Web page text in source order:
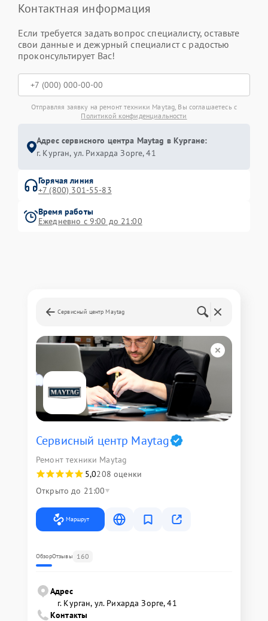
Контактная информация
Если требуется задать вопрос специалисту, оставьте
свои данные и дежурный специалист с радостью
проконсультирует Вас!
Отправляя заявку на ремонт техники Maytag, Вы соглашаетесь с
Политикой конфиденциальности
Адрес сервисного центра Maytag в Кургане:
г. Курган, ул. Рихарда Зорге, 41
Горячая линия
+7 (800) 301-55-83
Время работы
Ежедневно с 9:00 до 21:00
Сервисный центр Maytag
Сервисный центр Maytag
Ремонт техники Maytag
5,0208 оценки
Открыто до 21:00
Маршрут
ОбзорОтзывы 160
Адрес
г. Курган, ул. Рихарда Зорге, 41
Контакты